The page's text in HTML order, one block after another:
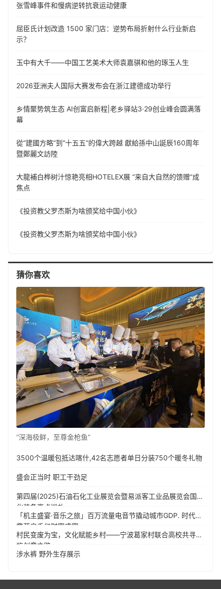
张雪峰事件和慢病逆转抗衰运动健康
屈臣氏计划改造 1500 家门店：逆势布局折射什么行业新启
示？
玉中有大千——中国工艺美术大师袁嘉骐和他的琢玉人生
​2026亚洲夫人国际大赛发布会在浙江建德成功举行
乡情聚势筑生态 AI创富启新程|老乡驿站3·29创业峰会圆满落
幕
從“建國方略”到“十五五”的偉大跨越 獻給孫中山誕辰160周年
暨鄭麗文訪陸
大龍補白桦树汁惊艳亮相HOTELEX展 “来自大自然的馈赠”成
焦点
《投资教父罗杰斯为啥颁奖给中国小伙》
《投资教父罗杰斯为啥颁奖给中国小伙》
猜你喜欢
“深海极鲜，至尊金枪鱼”
3500个温暖包抵达喀什,42名志愿者单日分装750个暖冬礼物
盛会正当时 职工干劲足
第四届(2025)石油石化工业展览会暨易派客工业品展览会国产
化装备亮点巡礼
「机主盛宴·音乐之旅」百万流量电音节撬动城市GDP. 时代新
章开启千亿财富盛宴
村民变废为宝，文化赋能乡村——宁波葛家村联合高校共寻文
旅创意之路
涉水裤 野外生存展示